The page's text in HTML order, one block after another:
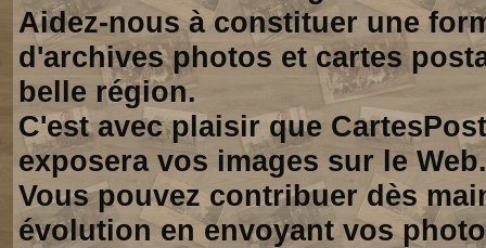
Aidez-nous à constituer une
d'archives photos et cartes
belle région.
C'est avec plaisir que
exposera vos images sur le Web.
Vous pouvez contribuer dès
évolution en envoyant vos